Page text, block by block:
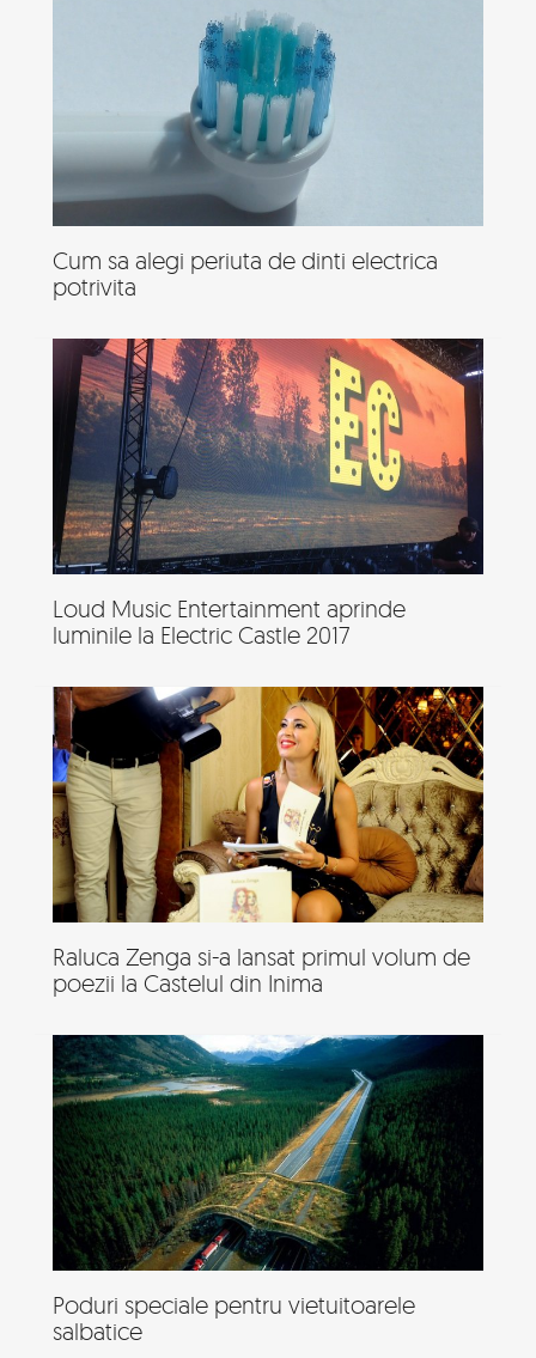
Cum sa alegi periuta de dinti electrica
potrivita
Loud Music Entertainment aprinde
luminile la Electric Castle 2017
Raluca Zenga si-a lansat primul volum de
poezii la Castelul din Inima
Poduri speciale pentru vietuitoarele
salbatice